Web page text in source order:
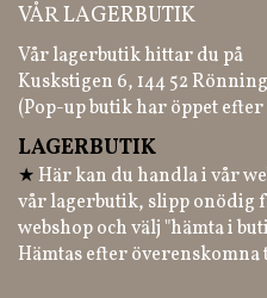
VÅR LAGERBUTIK
Vår lagerbutik hittar du på
Kuskstigen 6, 144 52
(Pop-up butik har öppet
LAGERBUTIK
★ Här kan du handla i vår
vår lagerbutik, slipp onödig
webshop och välj "hämta i
Hämtas efter överenskomna